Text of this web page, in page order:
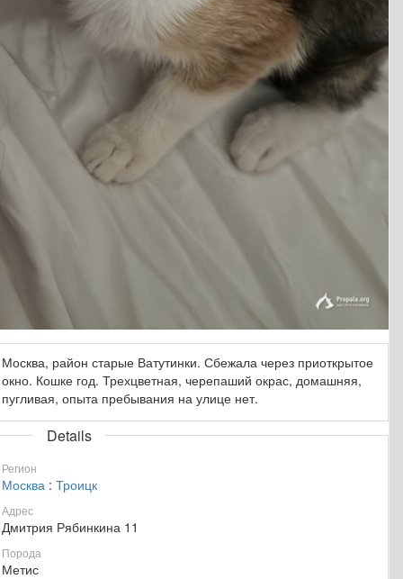
Москва, район старые Ватутинки. Сбежала через приоткрытое
окно. Кошке год. Трехцветная, черепаший окрас, домашняя,
пугливая, опыта пребывания на улице нет.
Details
Регион
Москва : Троицк
Адрес
Дмитрия Рябинкина 11
Порода
Метис